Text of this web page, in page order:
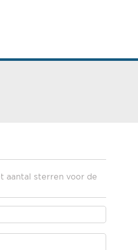
aantal sterren voor de